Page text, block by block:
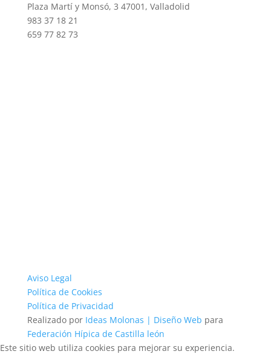
Plaza Martí y Monsó, 3 47001, Valladolid
983 37 18 21
659 77 82 73
Aviso Legal
Política de Cookies
Política de Privacidad
Realizado por Ideas Molonas | Diseño Web para
Federación Hípica de Castilla león
Este sitio web utiliza cookies para mejorar su experiencia.